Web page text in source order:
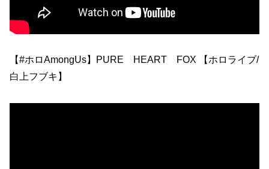
【#ホロAmongUs】PURE HEART FOX 【ホロライブ/
白上フブキ】